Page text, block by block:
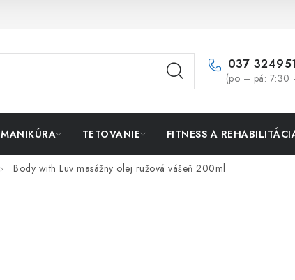
037
(po – pá: 7:30
MANIKÚRA TETOVANIE FITNESS A
Body with Luv masážny olej ružová vášeň 200ml